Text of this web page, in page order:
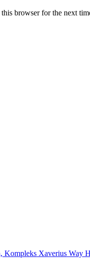
browser for the next
Xaverius Way